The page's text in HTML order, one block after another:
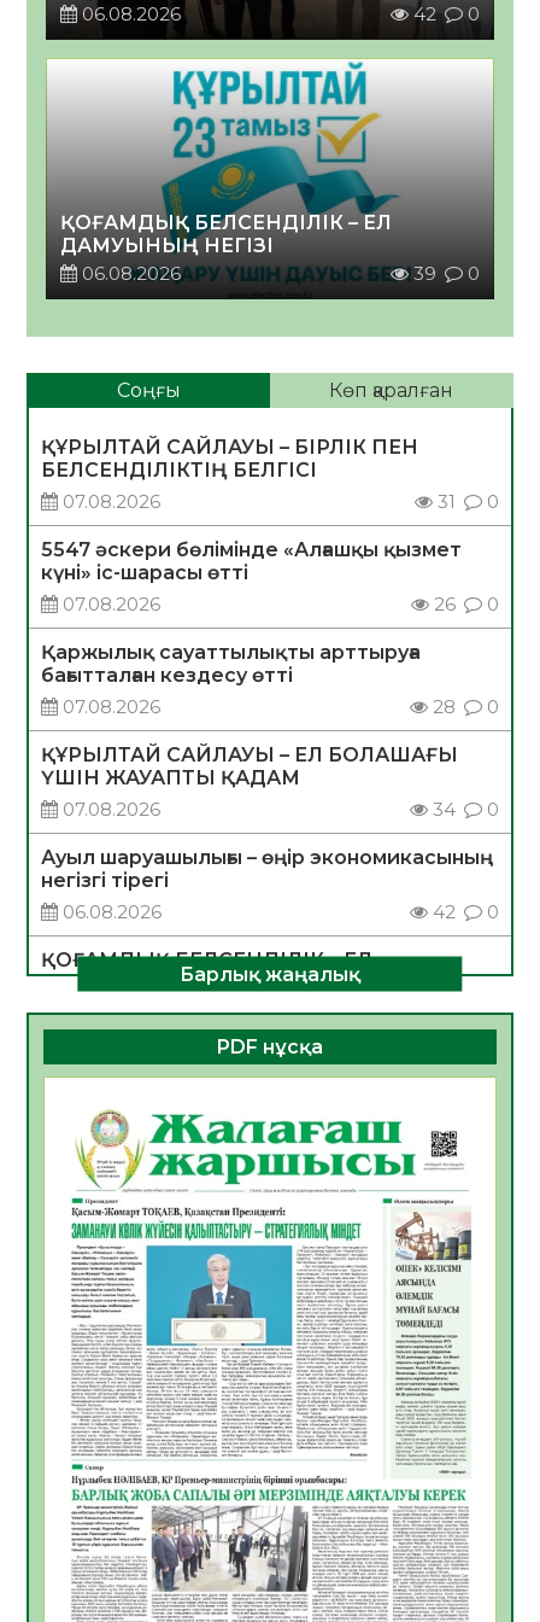
06.08.2026 42 0
ҚОҒАМДЫҚ БЕЛСЕНДІЛІК – ЕЛ
ДАМУЫНЫҢ НЕГІЗІ
06.08.2026
39 0
Соңғы Көп қаралған
ҚҰРЫЛТАЙ САЙЛАУЫ – БІРЛІК ПЕН
БЕЛСЕНДІЛІКТІҢ БЕЛГІСІ
07.08.2026
31 0
5547 әскери бөлімінде «Алғашқы қызмет
күні» іс-шарасы өтті
07.08.2026
26 0
Қаржылық сауаттылықты арттыруға
бағытталған кездесу өтті
07.08.2026
28 0
ҚҰРЫЛТАЙ САЙЛАУЫ – ЕЛ БОЛАШАҒЫ
ҮШІН ЖАУАПТЫ ҚАДАМ
07.08.2026
34 0
Ауыл шаруашылығы – өңір экономикасының
негізгі тірегі
06.08.2026
42 0
ҚОҒАМДЫҚ БЕЛСЕНДІЛІК – ЕЛ
ДАМУЫНЫҢ НЕГІЗІ
06.08.2026
39 0
ҚҰРЫЛТАЙ САЙЛАУЫ – БОЛАШАҚҚА
06.08.2026
Инфекциялық ауруларға қарсы иммундау
жұмыстарының тиімділігі
06.08.2026
44
Көкжөтел ауруы туралы
06.08.2026
39
АПВ вакцинасы туралы мәлімет
06.08.2026
39
Open Air: Қызылорда облысы полиция
департаменті 20 мыңнан астам
көрерменнің қауіпсіздігін қамтамасыз етті
06.08.2026
51
ҚЫЗЫЛОРДАДА «САНАЛЫ ҰРПАҚ –
ЖАРҚЫН БОЛАШАҚ» АТТЫ КЕҢЕЙТІЛГЕН
МӘЖІЛІС ӨТТІ
Барлық жаңалық
PDF нұсқа